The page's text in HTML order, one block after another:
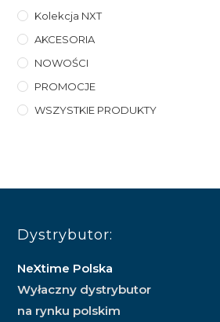
Kolekcja NXT
AKCESORIA
NOWOŚCI
PROMOCJE
WSZYSTKIE PRODUKTY
Dystrybutor:
NeXtime Polska
Wyłaczny dystrybutor
na rynku polskim